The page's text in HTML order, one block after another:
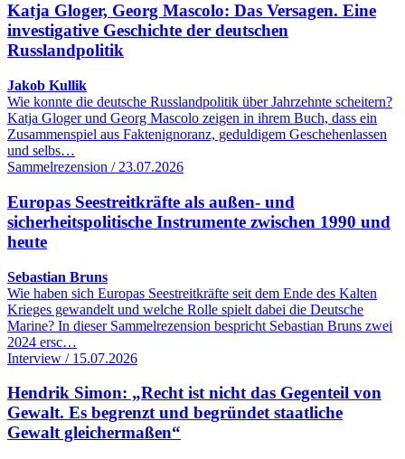
Katja Gloger, Georg Mascolo: Das Versagen. Eine
investigative Geschichte der deutschen
Russlandpolitik
Jakob Kullik
Wie konnte die deutsche Russlandpolitik über Jahrzehnte scheitern?
Katja Gloger und Georg Mascolo zeigen in ihrem Buch, dass ein
Zusammenspiel aus Faktenignoranz, geduldigem Geschehenlassen
und selbs…
Sammelrezension / 23.07.2026
Europas Seestreitkräfte als außen- und
sicherheitspolitische Instrumente zwischen 1990 und
heute
Sebastian Bruns
Wie haben sich Europas Seestreitkräfte seit dem Ende des Kalten
Krieges gewandelt und welche Rolle spielt dabei die Deutsche
Marine? In dieser Sammelrezension bespricht Sebastian Bruns zwei
2024 ersc…
Interview / 15.07.2026
Hendrik Simon: „Recht ist nicht das Gegenteil von
Gewalt. Es begrenzt und begründet staatliche
Gewalt gleichermaßen“